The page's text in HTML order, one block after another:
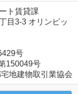
ト賃貸課
目3-3 オリンピッ
号
150049号
地建物取引業協会